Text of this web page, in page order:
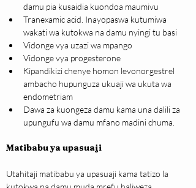
damu pia kusaidia kuondoa maumivu
Tranexamic acid. Inayopaswa kutumiwa
wakati wa kutokwa na damu nyingi tu basi
Vidonge vya uzazi wa mpango
Vidonge vya progesterone
Kipandikizi chenye homon levonorgestrel
ambacho hupunguza ukuaji wa ukuta wa
endometriam
Dawa za kuongeza damu kama una dalili za
upungufu wa damu mfano madini chuma.
Matibabu ya upasuaji
Utahitaji matibabu ya upasuaji kama tatizo la